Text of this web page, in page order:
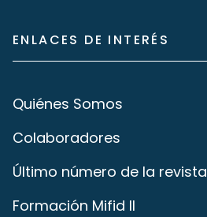
ENLACES DE INTERÉS
Quiénes Somos
Colaboradores
Último número de la revista
Formación Mifid II